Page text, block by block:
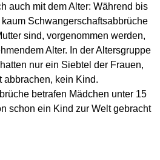
auch mit dem Alter: Während bis
Schwangerschaftsabbrüche
sind, vorgenommen werden,
Alter. In der Altersgruppe
nur ein Siebtel der Frauen,
abbrachen, kein Kind.
betrafen Mädchen unter 15
schon ein Kind zur Welt gebracht